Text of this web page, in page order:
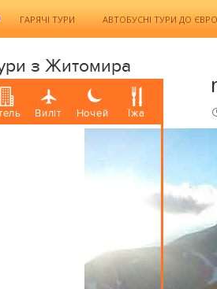
ГАРЯЧІ ТУРИ
АВТОБУСНI ТУРИ ДО
з Житомира
Виліт Ночей Їжа